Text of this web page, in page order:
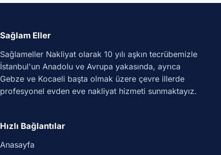
Sağlam Eller
Sağlameller Nakliyat olarak 10 yılı aşkın tecrübemizle
İstanbul'un Anadolu ve Avrupa yakasında, ayrıca
Gebze ve Kocaeli başta olmak üzere çevre illerde
profesyonel evden eve nakliyat hizmeti sunmaktayız.
Hızlı Bağlantılar
Anasayfa